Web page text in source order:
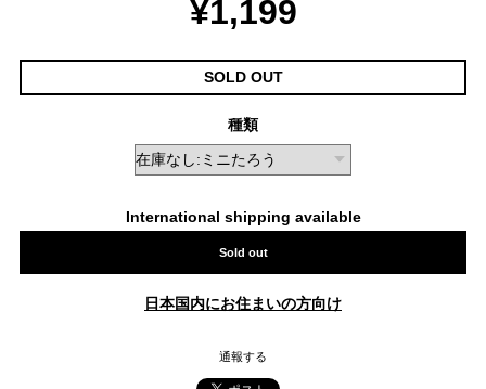
¥1,199
SOLD OUT
種類
International shipping available
Sold out
日本国内にお住まいの方向け
通報する